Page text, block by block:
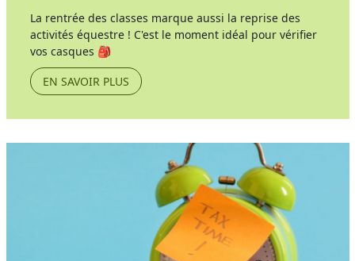
La rentrée des classes marque aussi la reprise des
activités équestre ! C'est le moment idéal pour vérifier
vos casques 🎒
EN SAVOIR PLUS